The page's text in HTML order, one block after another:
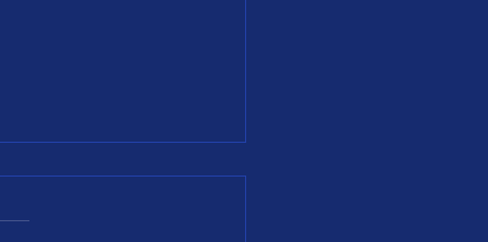
日
日の名言】 人は常に、